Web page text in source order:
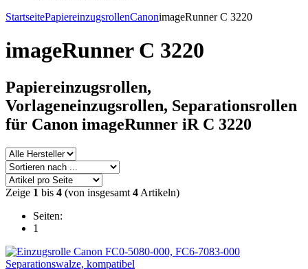
StartseitePapiereinzugsrollenCanonimageRunner C 3220
imageRunner C 3220
Papiereinzugsrollen,
Vorlageneinzugsrollen, Separationsrollen
für Canon imageRunner iR C 3220
Zeige 1 bis 4 (von insgesamt 4 Artikeln)
Seiten:
1